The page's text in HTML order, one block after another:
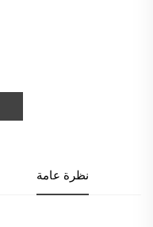
نظرة عامة